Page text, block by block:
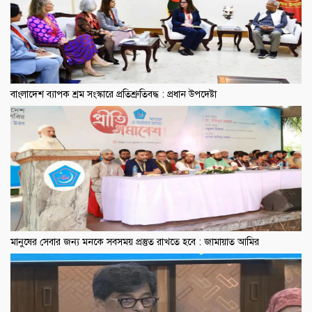
বাংলাদেশ ব্যাপক শ্রম সংস্কারে প্রতিশ্রুতিবদ্ধ : প্রধান উপদেষ্টা
মানুষের সেবার জন্য মনকে সবসময় প্রস্তুত রাখতে হবে : জামায়াত আমির